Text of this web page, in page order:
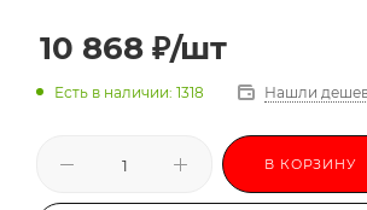
10 868 ₽/шт
Есть в наличии: 1318 Нашли
В КОРЗИНУ